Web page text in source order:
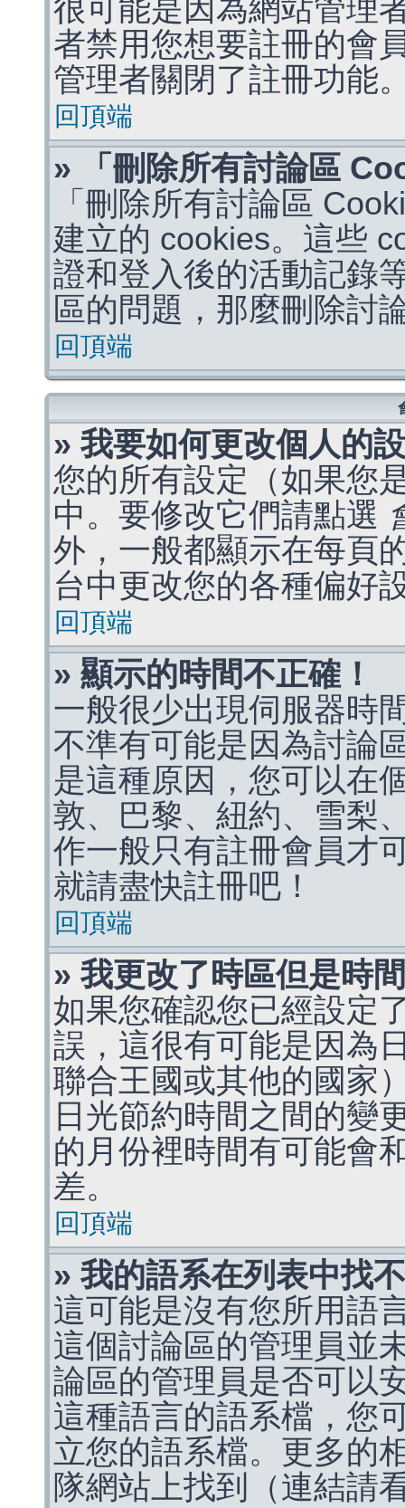
很可能是因為網站管理
者禁用您想要註冊的會
管理者關閉了註冊功能
回頂端
» 「刪除所有討論區
「刪除所有討論區
建立的 cookies。這些
證和登入後的活動記錄
區的問題，那麼刪除討
回頂端
» 我要如何更改個人的
您的所有設定（如果您
中。要修改它們請點選
外，一般都顯示在每頁
台中更改您的各種偏好
回頂端
» 顯示的時間不正確！
一般很少出現伺服器時
不準有可能是因為討論
是這種原因，您可以在
敦、巴黎、紐約、雪梨
作一般只有註冊會員才
就請盡快註冊吧！
回頂端
» 我更改了時區但是時
如果您確認您已經設定
誤，這很有可能是因為
聯合王國或其他的國家
日光節約時間之間的變
的月份裡時間有可能會
差。
回頂端
» 我的語系在列表中找
這可能是沒有您所用語
這個討論區的管理員並
論區的管理員是否可以
這種語言的語系檔，您
立您的語系檔。更多的
隊網站上找到（連結請